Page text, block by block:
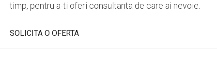
timp, pentru a-ti oferi consultanta de care ai nevoie.
SOLICITA O OFERTA